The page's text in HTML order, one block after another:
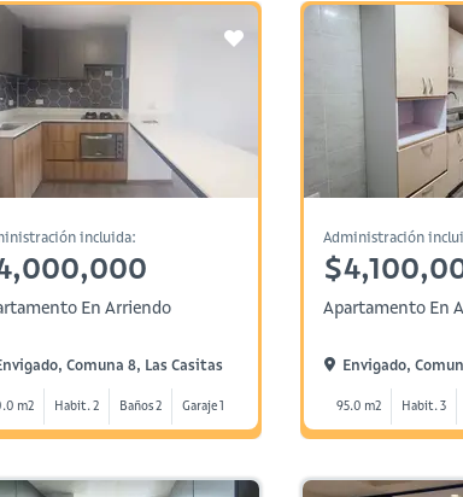
incluida:
En Arriendo
Comuna 8, Las Casitas
m2 Habit. 2 Baños 2 Garaje 1
Administración
Apartamento En
Envigado,
95.0 m2 Habit. 3